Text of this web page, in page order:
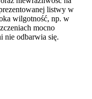
listwy w
wilgotność, np. w
mocno
nie odbarwia się.